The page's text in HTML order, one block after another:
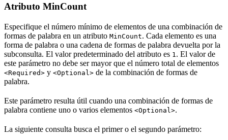
Atributo MinCount
Especifique el número mínimo de elementos de una combinación de
formas de palabra en un atributo MinCount. Cada elemento es una
forma de palabra o una cadena de formas de palabra devuelta por la
subconsulta. El valor predeterminado del atributo es 1 . El valor de
este parámetro no debe ser mayor que el número total de elementos
<Required> y <Optional> de la combinación de formas de
palabra.
Este parámetro resulta útil cuando una combinación de formas de
palabra contiene uno o varios elementos <Optional>.
La siguiente consulta busca el primer o el segundo parámetro: